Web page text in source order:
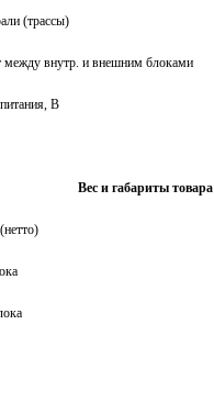
(трассы)
между внутр. и внешним блоками
В
Вес и габариты товара